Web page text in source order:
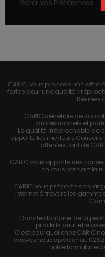
CARIC, vous propose une
fortes pour une qualité
Résines
CARIC bénéficie de la
professionnels et
La qualité irréprochable de
apporte les meilleurs Conseils
attentes, font de
CARIC vous apporte ses
en vous rendant la
CARIC vous présente son
internet à travers les
Dans le domaine de la
produits peut être
C'est pourquoi chez CARIC
pouvez nous appeler au 0262
notre formulaire
Gérer vos Préférences